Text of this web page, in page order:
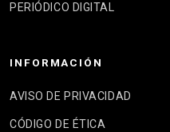
PERIÓDICO DIGITAL
INFORMACIÓN
AVISO DE PRIVACIDAD
CÓDIGO DE ÉTICA